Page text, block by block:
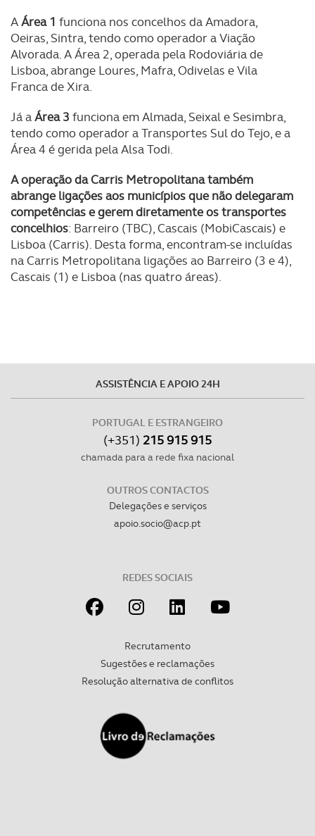
AÁrea 1 funciona nos concelhos da Amadora,
Oeiras, Sintra, tendo como operador a Viação
Alvorada. A Área 2, operada pela Rodoviária de
Lisboa, abrange Loures, Mafra, Odivelas e Vila
Franca de Xira.
Já aÁrea 3 funciona em Almada, Seixal e Sesimbra,
tendo como operador a Transportes Sul do Tejo, e a
Área 4 é gerida pela Alsa Todi.
A operação da Carris Metropolitana também
abrange ligações aos municípios que não delegaram
competências e gerem diretamente os transportes
concelhios: Barreiro (TBC), Cascais (MobiCascais) e
Lisboa (Carris). Desta forma, encontram-se incluídas
na Carris Metropolitana ligações ao Barreiro (3 e 4),
Cascais (1) e Lisboa (nas quatro áreas).
ASSISTÊNCIA E APOIO 24H
PORTUGAL E ESTRANGEIRO
(+351) 215 915 915
chamada para a rede fixa nacional
OUTROS CONTACTOS
Delegações e serviços
apoio.socio@acp.pt
REDES SOCIAIS
Recrutamento
Sugestões e reclamações
Resolução alternativa de conflitos